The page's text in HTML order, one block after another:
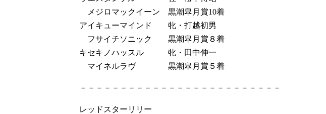
メジロマックイーン 黒潮皐月賞10着
アイキューマインド 牝・打越初男
フサイチソニック 黒潮皐月賞８着
キセキノハッスル 牝・田中伸一
マイネルラヴ 黒潮皐月賞５着
－－－－－－－－－－－－－－－－－－－－－－－－－
レッドスターリリー